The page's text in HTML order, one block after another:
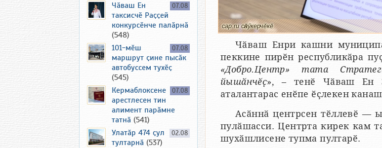
cap.ru сӑнӳкерчӗкӗ
Чӑваш Енри кашни
пеккине пирӗн республикӑра
«Добро.Центр» тата
йышӑнчӗҫ», – тенӗ Чӑваш Ен
аталантарас енӗпе ӗҫлекен
Асӑннӑ центрсен тӗллевӗ —
пулӑшасси. Центрта кирек кам
шухӑшлисене тупма пултарӗ.
07.08
Чӑваш Ен
таксисчӗ Раҫҫей
конкурсӗнче палӑрнӑ
(548)
07.08
101-мӗш
маршрут ҫине пысӑк
автобуссем тухӗҫ
(545)
07.08
Кермаблоксене
арестлесен тин
алимент парӑмне
татнӑ (541)
02.08
Улатӑр 474 ҫул
тултарнӑ (537)